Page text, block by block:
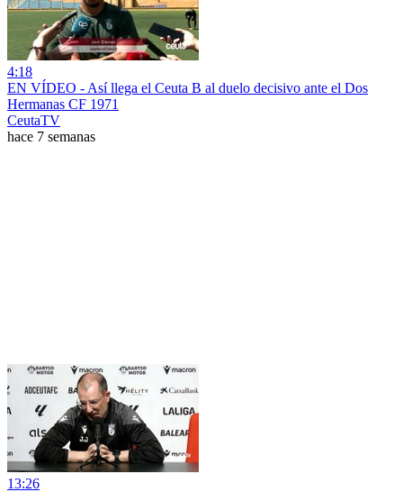
4:18
EN VÍDEO - Así llega el Ceuta B al duelo decisivo ante el Dos
Hermanas CF 1971
CeutaTV
hace 7 semanas
13:26